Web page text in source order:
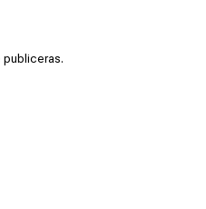
publiceras.